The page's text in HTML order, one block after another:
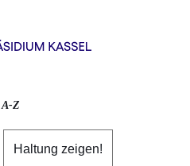
Direkt zum Kopf der
Direkt zum Inhalt
Direkt zum Fuß der
A-Z
Haltung zeigen!